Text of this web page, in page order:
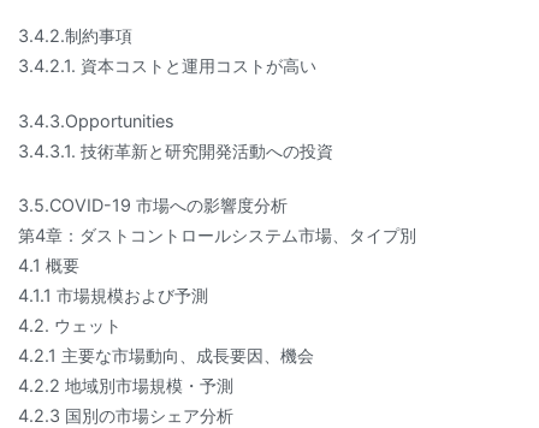
3.4.2.制約事項
3.4.2.1. 資本コストと運用コストが高い
3.4.3.Opportunities
3.4.3.1. 技術革新と研究開発活動への投資
3.5.COVID-19 市場への影響度分析
第4章：ダストコントロールシステム市場、タイプ別
4.1 概要
4.1.1 市場規模および予測
4.2. ウェット
4.2.1 主要な市場動向、成長要因、機会
4.2.2 地域別市場規模・予測
4.2.3 国別の市場シェア分析